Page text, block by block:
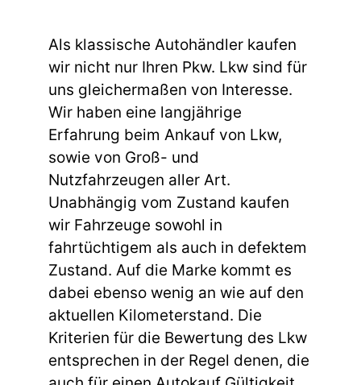
Als klassische Autohändler kaufen
wir nicht nur Ihren Pkw. Lkw sind für
uns gleichermaßen von Interesse.
Wir haben eine langjährige
Erfahrung beim Ankauf von Lkw,
sowie von Groß- und
Nutzfahrzeugen aller Art.
Unabhängig vom Zustand kaufen
wir Fahrzeuge sowohl in
fahrtüchtigem als auch in defektem
Zustand. Auf die Marke kommt es
dabei ebenso wenig an wie auf den
aktuellen Kilometerstand. Die
Kriterien für die Bewertung des Lkw
entsprechen in der Regel denen, die